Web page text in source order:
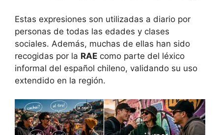
Estas expresiones son utilizadas a diario por
personas de todas las edades y clases
sociales. Además, muchas de ellas han sido
recogidas por la RAE como parte del léxico
informal del español chileno, validando su uso
extendido en la región.